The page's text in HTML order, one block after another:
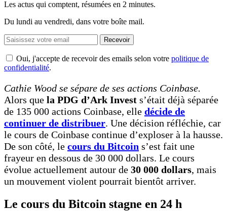
Les actus qui comptent, résumées en 2 minutes.
Du lundi au vendredi, dans votre boîte mail.
Recevoir
Oui, j'accepte de recevoir des emails selon votre politique de
confidentialité.
Cathie Wood se sépare de ses actions Coinbase.
Alors que la PDG d’Ark Invest s’était déjà séparée
de 135 000 actions Coinbase, elle décide de
continuer de distribuer. Une décision réfléchie, car
le cours de Coinbase continue d’exploser à la hausse.
De son côté, le cours du Bitcoin s’est fait une
frayeur en dessous de 30 000 dollars. Le cours
évolue actuellement autour de 30 000 dollars, mais
un mouvement violent pourrait bientôt arriver.
Le cours du Bitcoin stagne en 24 h